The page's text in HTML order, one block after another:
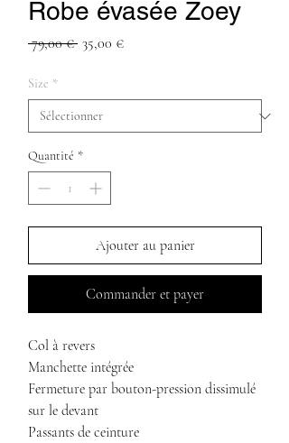
Robe évasée Zoey
79,00 € Prix
35,00 €Prix
Size *
Quantité *
Ajouter au panier
Commander et payer
Col à revers
Manchette intégrée
Fermeture par bouton-pression dissimulé
sur le devant
Passants de ceinture